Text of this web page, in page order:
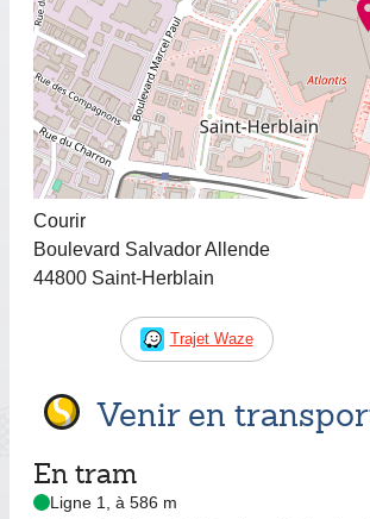
Courir
Boulevard Salvador Allende
44800 Saint-Herblain
Trajet Waze
Venir en
En tram
Ligne 1, à 586 m